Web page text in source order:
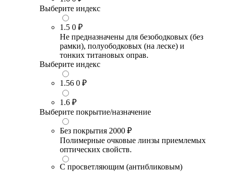
Выберите индекс
1.5 0 ₽
Не предназначены для безободковых (без
рамки), полуободковых (на леске) и
тонких титановых оправ.
Выберите индекс
1.56 0 ₽
1.6 ₽
Выберите покрытие/назначение
Без покрытия 2000 ₽
Полимерные очковые линзы приемлемых
оптических свойств.
С просветляющим (антибликовым)